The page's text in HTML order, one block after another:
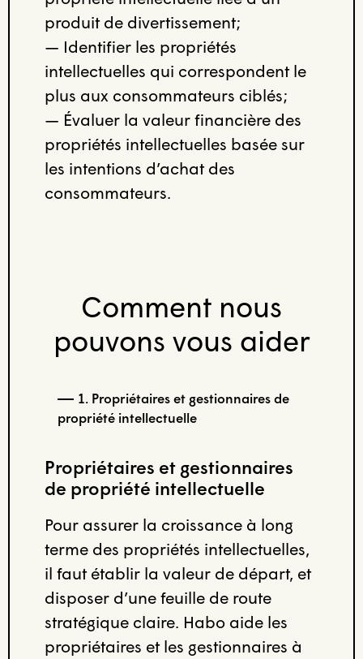
produit de divertissement;
— Identifier les propriétés
intellectuelles qui correspondent le
plus aux consommateurs ciblés;
— Évaluer la valeur financière des
propriétés intellectuelles basée sur
les intentions d’achat des
consommateurs.
Comment nous
pouvons vous aider
1. Propriétaires et gestionnaires de
propriété intellectuelle
Propriétaires et gestionnaires
de propriété intellectuelle
Pour assurer la croissance à long
terme des propriétés intellectuelles,
il faut établir la valeur de départ, et
disposer d’une feuille de route
stratégique claire. Habo aide les
propriétaires et les gestionnaires à